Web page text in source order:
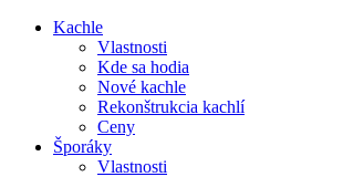
Kachle
Vlastnosti
Kde sa hodia
Nové kachle
Rekonštrukcia kachlí
Ceny
Šporáky
Vlastnosti